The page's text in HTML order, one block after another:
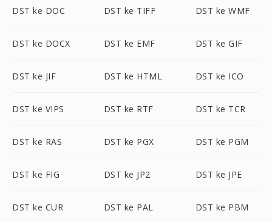
DST ke DOC DST ke TIFF DST ke WMF
DST ke DOCX DST ke EMF DST ke GIF
DST ke JIF DST ke HTML DST ke ICO
DST ke VIPS DST ke RTF DST ke TCR
DST ke RAS DST ke PGX DST ke PGM
DST ke FIG DST ke JP2 DST ke JPE
DST ke CUR DST ke PAL DST ke PBM